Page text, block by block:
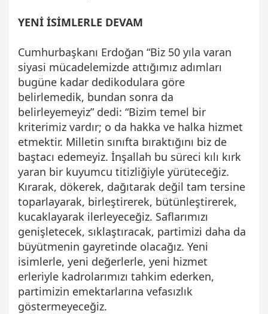
YENİ İSİMLERLE DEVAM
Cumhurbaşkanı Erdoğan “Biz 50 yıla varan
siyasi mücadelemizde attığımız adımları
bugüne kadar dedikodulara göre
belirlemedik, bundan sonra da
belirleyemeyiz” dedi: “Bizim temel bir
kriterimiz vardır; o da hakka ve halka hizmet
etmektir. Milletin sınıfta bıraktığını biz de
baştacı edemeyiz. İnşallah bu süreci kılı kırk
yaran bir kuyumcu titizliğiyle yürüteceğiz.
Kırarak, dökerek, dağıtarak değil tam tersine
toparlayarak, birleştirerek, bütünleştirerek,
kucaklayarak ilerleyeceğiz. Saflarımızı
genişletecek, sıklaştıracak, partimizi daha da
büyütmenin gayretinde olacağız. Yeni
isimlerle, yeni değerlerle, yeni hizmet
erleriyle kadrolarımızı tahkim ederken,
partimizin emektarlarına vefasızlık
göstermeyeceğiz.